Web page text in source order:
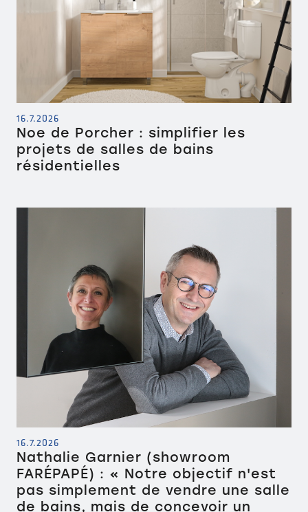
16.7.2026
Noe de Porcher : simplifier les
projets de salles de bains
résidentielles
16.7.2026
Nathalie Garnier (showroom
FARÉPAPÉ) : « Notre objectif n'est
pas simplement de vendre une salle
de bains, mais de concevoir un